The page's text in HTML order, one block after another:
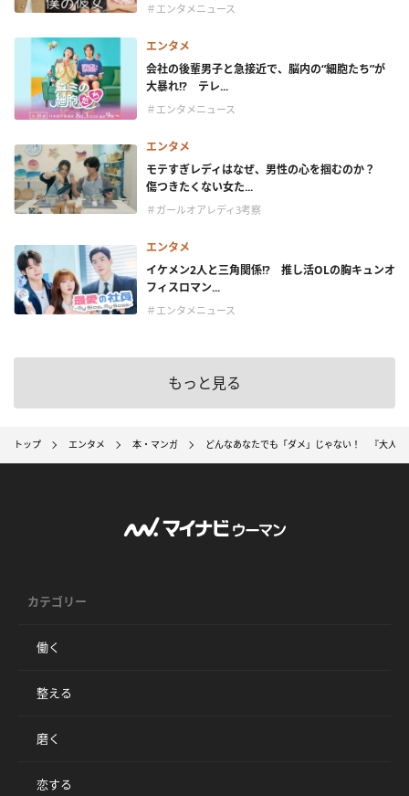
＃エンタメニュース
エンタメ
会社の後輩男子と急接近で、脳内の“細胞たち”が
大暴れ!? テレ...
＃エンタメニュース
エンタメ
モテすぎレディはなぜ、男性の心を掴むのか？
傷つきたくない女た...
＃ガールオアレディ3考察
エンタメ
イケメン2人と三角関係!? 推し活OLの胸キュンオ
フィスロマン...
＃エンタメニュース
もっと見る
トップ エンタメ 本・マンガ どんなあなたでも「ダメ」じゃない！ 『大人
カテゴリー
働く
整える
磨く
恋する